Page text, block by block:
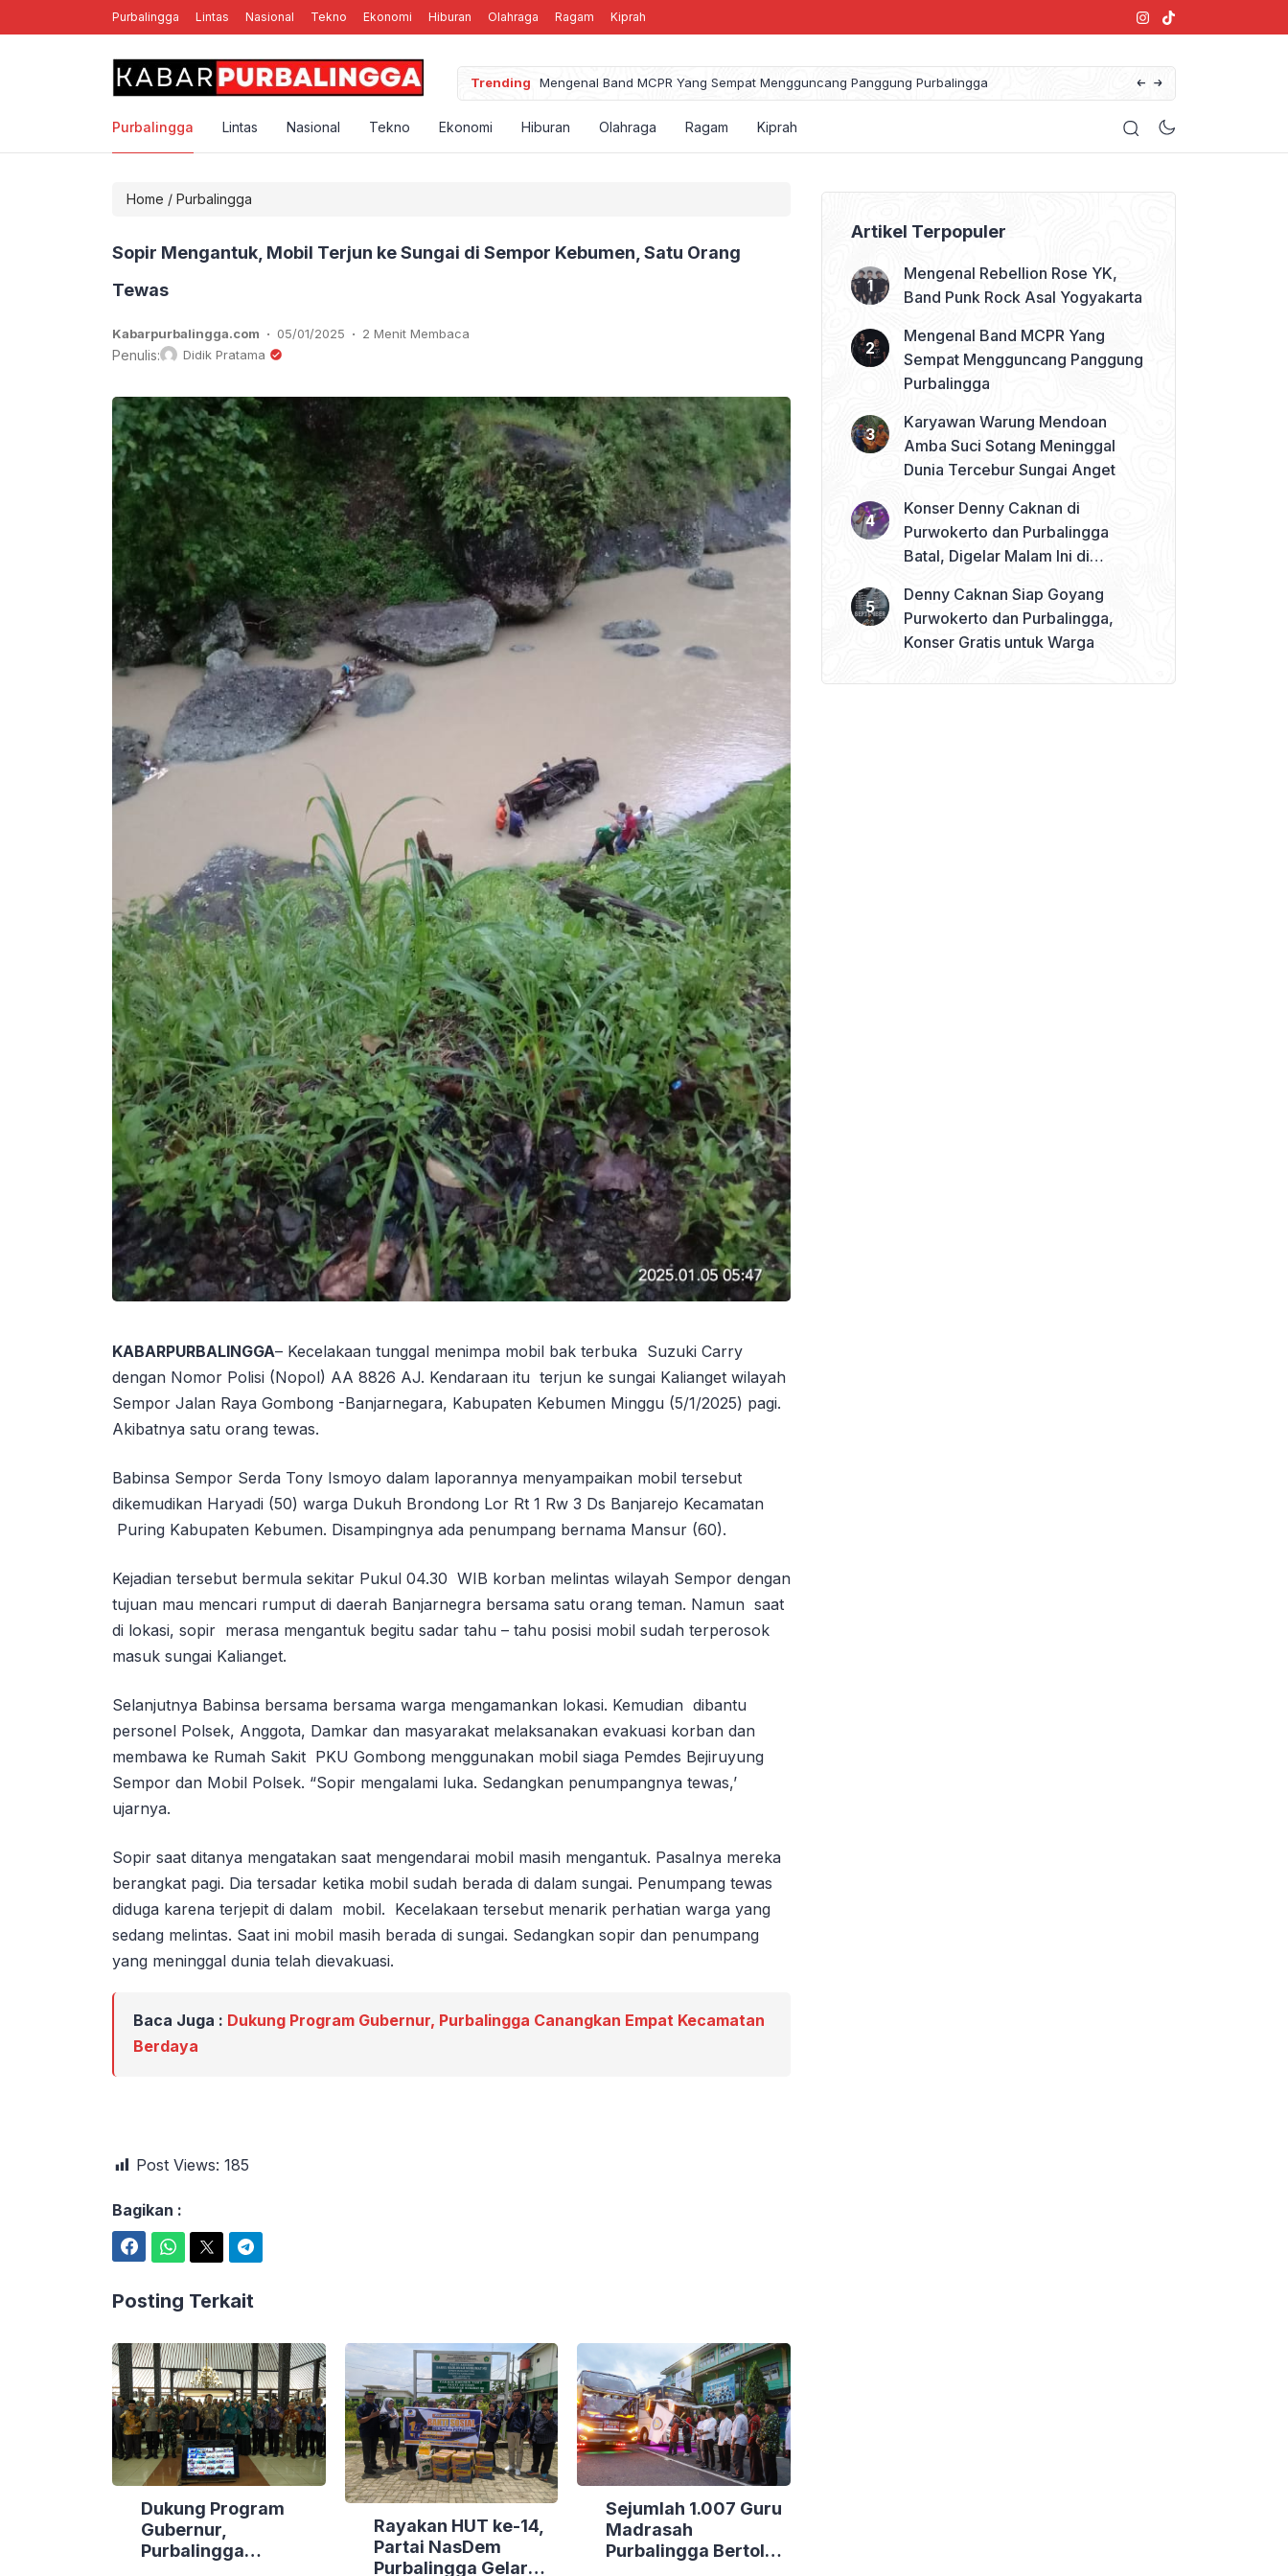
Purbalingga Lintas Nasional Tekno Ekonomi Hiburan Olahraga Ragam Kiprah
Trending
Rebellion Rose YK, Band Punk Rock Asal Yogyakarta Mengenal Band MCPR Yang Sempat Mengguncang Panggung Purbalingga
Purbalingga Lintas Nasional Tekno Ekonomi Hiburan Olahraga Ragam Kiprah
Home / Purbalingga
Sopir Mengantuk, Mobil Terjun ke Sungai di Sempor Kebumen, Satu Orang
Tewas
Kabarpurbalingga.com . 05/01/2025 . 2 Menit Membaca
Penulis: Didik Pratama
KABARPURBALINGGA– Kecelakaan tunggal menimpa mobil bak terbuka Suzuki Carry
dengan Nomor Polisi (Nopol) AA 8826 AJ. Kendaraan itu terjun ke sungai Kalianget wilayah
Sempor Jalan Raya Gombong -Banjarnegara, Kabupaten Kebumen Minggu (5/1/2025) pagi.
Akibatnya satu orang tewas.
Babinsa Sempor Serda Tony Ismoyo dalam laporannya menyampaikan mobil tersebut
dikemudikan Haryadi (50) warga Dukuh Brondong Lor Rt 1 Rw 3 Ds Banjarejo Kecamatan
Puring Kabupaten Kebumen. Disampingnya ada penumpang bernama Mansur (60).
Kejadian tersebut bermula sekitar Pukul 04.30 WIB korban melintas wilayah Sempor dengan
tujuan mau mencari rumput di daerah Banjarnegra bersama satu orang teman. Namun saat
di lokasi, sopir merasa mengantuk begitu sadar tahu – tahu posisi mobil sudah terperosok
masuk sungai Kalianget.
Selanjutnya Babinsa bersama bersama warga mengamankan lokasi. Kemudian dibantu
personel Polsek, Anggota, Damkar dan masyarakat melaksanakan evakuasi korban dan
membawa ke Rumah Sakit PKU Gombong menggunakan mobil siaga Pemdes Bejiruyung
Sempor dan Mobil Polsek. “Sopir mengalami luka. Sedangkan penumpangnya tewas,’
ujarnya.
Sopir saat ditanya mengatakan saat mengendarai mobil masih mengantuk. Pasalnya mereka
berangkat pagi. Dia tersadar ketika mobil sudah berada di dalam sungai. Penumpang tewas
diduga karena terjepit di dalam mobil. Kecelakaan tersebut menarik perhatian warga yang
sedang melintas. Saat ini mobil masih berada di sungai. Sedangkan sopir dan penumpang
yang meninggal dunia telah dievakuasi.
Baca Juga : Dukung Program Gubernur, Purbalingga Canangkan Empat Kecamatan
Berdaya
Post Views: 185
Bagikan :
Posting Terkait
Dukung Program
Gubernur,
Purbalingga
Rayakan HUT ke-14,
Partai NasDem
Purbalingga Gelar
Sejumlah 1.007 Guru
Madrasah
Purbalingga Bertolak
Artikel Terpopuler
Mengenal Rebellion Rose YK,
Band Punk Rock Asal Yogyakarta
Mengenal Band MCPR Yang
Sempat Mengguncang Panggung
Purbalingga
Karyawan Warung Mendoan
Amba Suci Sotang Meninggal
Dunia Tercebur Sungai Anget
Konser Denny Caknan di
Purwokerto dan Purbalingga
Batal, Digelar Malam Ini di
Denny Caknan Siap Goyang
Purwokerto dan Purbalingga,
Konser Gratis untuk Warga